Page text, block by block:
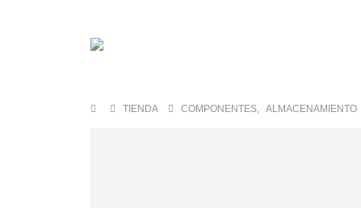
TIENDA COMPONENTES, ALMACENAMIENTO